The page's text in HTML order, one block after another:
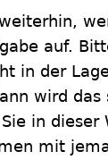
auf.
in der
wird das
in
mit